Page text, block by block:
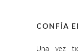
CONFÍA
Una vez